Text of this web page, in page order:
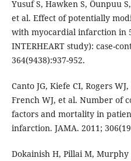
Yusuf S, Hawken S, Ôunpuu
et al. Effect of potentially
with myocardial infarction in
INTERHEART study): case-
364(9438):937-952.
Canto JG, Kiefe CI, Rogers
French WJ, et al. Number of
factors and mortality in
infarction. JAMA. 2011;
Dokainish H, Pillai M, Murphy